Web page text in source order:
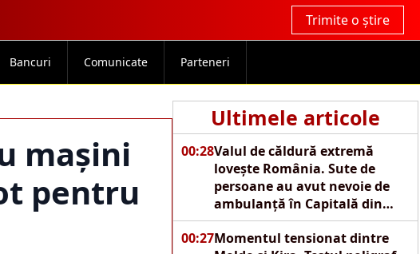
Trimite o știre
Bancuri Comunicate Parteneri
mașini
pentru
Ultimele articole
00:28Valul de căldură extremă
lovește România. Sute de
persoane au avut nevoie de
ambulanță în Capitală din
cauza caniculei
00:27Momentul tensionat dintre